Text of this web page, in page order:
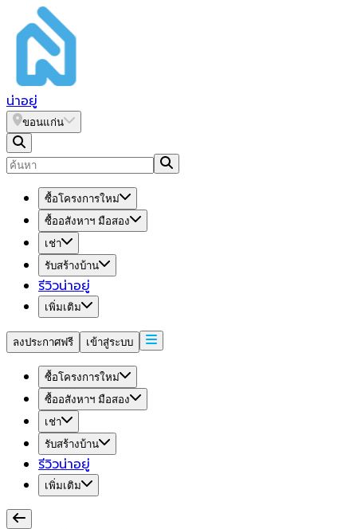
น่าอยู่
ขอนแก่น
ซื้อโครงการใหม่
ซื้ออสังหาฯ มือสอง
เช่า
รับสร้างบ้าน
รีวิวน่าอยู่
เพิ่มเติม
ลงประกาศฟรี เข้าสู่ระบบ
ซื้อโครงการใหม่
ซื้ออสังหาฯ มือสอง
เช่า
รับสร้างบ้าน
รีวิวน่าอยู่
เพิ่มเติม